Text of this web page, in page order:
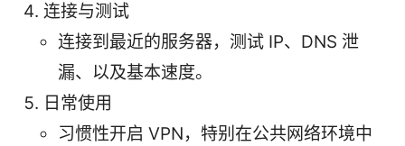
连接与测试
连接到最近的服务器，测试 IP、DNS 泄
漏、以及基本速度。
日常使用
习惯性开启 VPN，特别在公共网络环境中